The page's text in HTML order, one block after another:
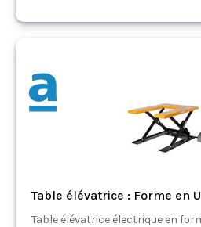
Table élévatrice : Forme en U
Table élévatrice électrique en